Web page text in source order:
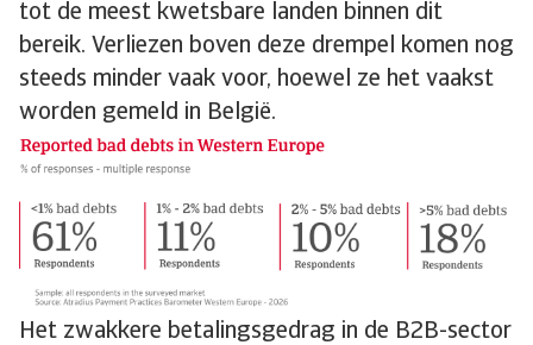
tot de meest kwetsbare landen binnen dit
bereik. Verliezen boven deze drempel komen nog
steeds minder vaak voor, hoewel ze het vaakst
worden gemeld in België.
Het zwakkere betalingsgedrag in de B2B-sector